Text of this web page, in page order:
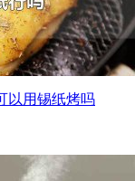
以用锡纸烤吗